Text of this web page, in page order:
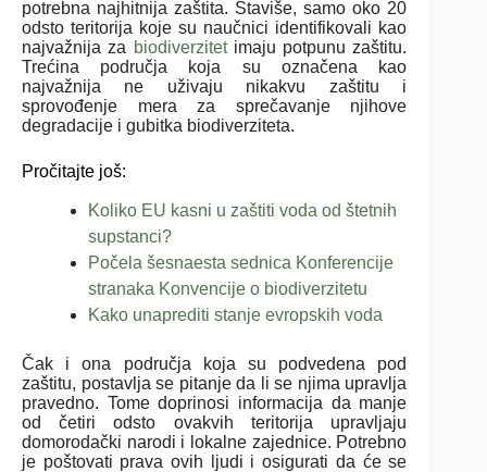
potrebna najhitnija zaštita. Štaviše, samo oko 20
odsto teritorija koje su naučnici identifikovali kao
najvažnija za biodiverzitetimaju potpunu zaštitu.
Trećina područja koja su označena kao
najvažnija ne uživaju nikakvu zaštitu i
sprovođenje mera za sprečavanje njihove
degradacije i gubitka biodiverziteta.
Pročitajte još:
Koliko EU kasni u zaštiti voda od štetnih
supstanci?
Počela šesnaesta sednica Konferencije
stranaka Konvencije o biodiverzitetu
Kako unaprediti stanje evropskih voda
Čak i ona područja koja su podvedena pod
zaštitu, postavlja se pitanje da li se njima upravlja
pravedno. Tome doprinosi informacija da manje
od četiri odsto ovakvih teritorija upravljaju
domorodački narodi i lokalne zajednice. Potrebno
je poštovati prava ovih ljudi i osigurati da će se